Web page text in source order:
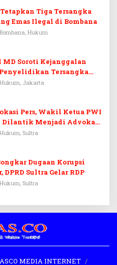
Tiga Tersangka
Emas Ilegal di Bombana
Hukum
MD Soroti Kejanggalan
Tersangka
Jakarta
Pers, Wakil Ketua PWI
Dilantik Menjadi Advokat
Sultra
Dugaan Korupsi
Sultra Gelar RDP
Sultra
MEDIA INTERNET